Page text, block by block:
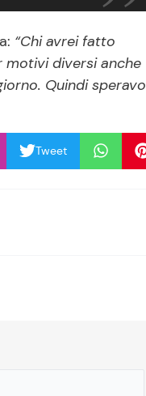
“Chi avrei fatto
motivi diversi anche
Quindi speravo
Tweet